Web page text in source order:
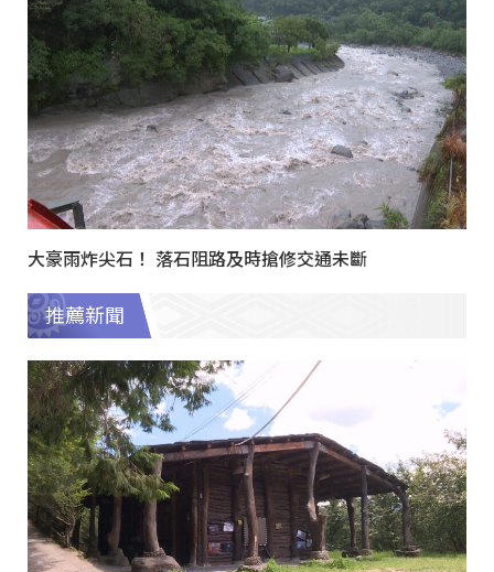
大豪雨炸尖石！ 落石阻路及時搶修交通未斷
推薦新聞